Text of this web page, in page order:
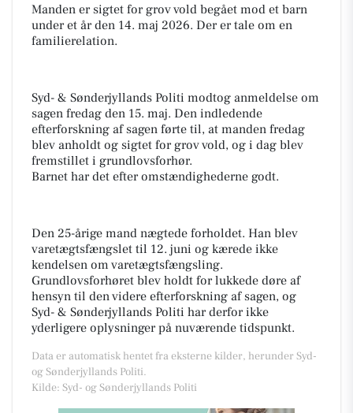
Manden er sigtet for grov vold begået mod et barn
under et år den 14. maj 2026. Der er tale om en
familierelation.
Syd- & Sønderjyllands Politi modtog anmeldelse om
sagen fredag den 15. maj. Den indledende
efterforskning af sagen førte til, at manden fredag
blev anholdt og sigtet for grov vold, og i dag blev
fremstillet i grundlovsforhør.
Barnet har det efter omstændighederne godt.
Den 25-årige mand nægtede forholdet. Han blev
varetægtsfængslet til 12. juni og kærede ikke
kendelsen om varetægtsfængsling.
Grundlovsforhøret blev holdt for lukkede døre af
hensyn til den videre efterforskning af sagen, og
Syd- & Sønderjyllands Politi har derfor ikke
yderligere oplysninger på nuværende tidspunkt.
Data er automatisk hentet fra eksterne kilder, herunder Syd-
og Sønderjyllands Politi.
Kilde: Syd- og Sønderjyllands Politi